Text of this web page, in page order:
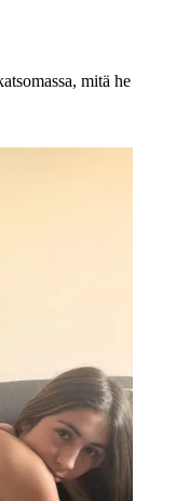
mitä he